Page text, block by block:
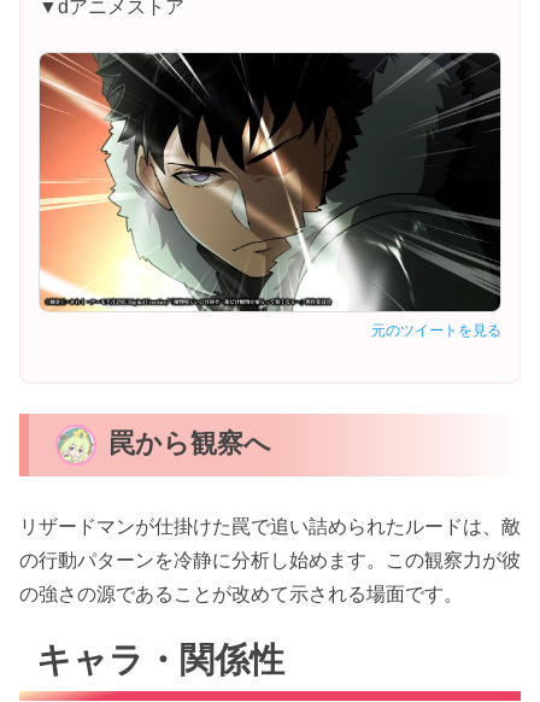
▼dアニメストア
元のツイートを見る
罠から観察へ
リザードマンが仕掛けた罠で追い詰められたルードは、敵
の行動パターンを冷静に分析し始めます。この観察力が彼
の強さの源であることが改めて示される場面です。
キャラ・関係性